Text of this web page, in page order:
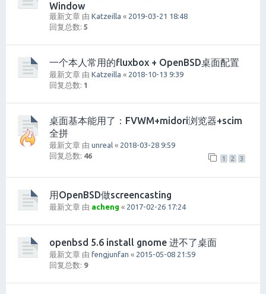
Window
最新文章 由 Katzeilla « 2019-03-21 18:48
回复总数: 5
一个本人常用的fluxbox + OpenBSD桌面配置
最新文章 由 Katzeilla « 2018-10-13 9:39
回复总数: 1
桌面基本能用了：FVWM+midori浏览器+scim
全拼
最新文章 由 unreal « 2018-03-28 9:59
回复总数: 46 1 2 3
用OpenBSD做screencasting
最新文章 由 acheng « 2017-02-26 17:24
openbsd 5.6 install gnome 进不了桌面
最新文章 由 fengjunfan « 2015-05-08 21:59
回复总数: 9